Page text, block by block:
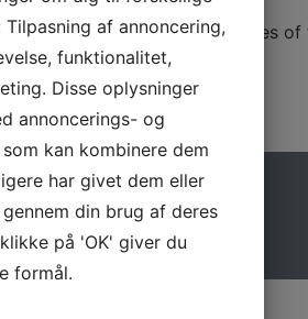
Skønheden & Udyret, Pirates
af annoncering,
funktionalitet,
Disse oplysninger
annoncerings- og
kan kombinere dem
har givet dem eller
din brug af deres
på 'OK' giver du
formål.